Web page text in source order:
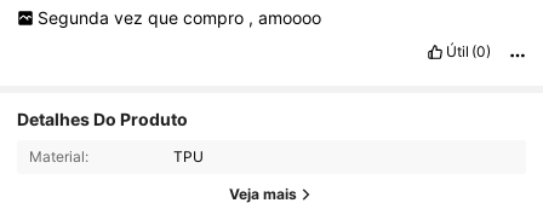
Segunda vez que compro , amoooo
Útil (0)
Detalhes Do Produto
Material: TPU
Veja mais